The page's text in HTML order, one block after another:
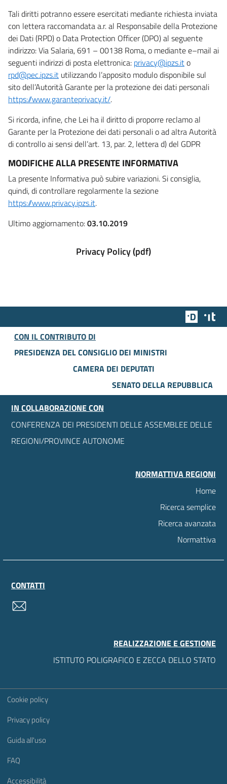
Tali diritti potranno essere esercitati mediante richiesta inviata
con lettera raccomandata a.r. al Responsabile della Protezione
dei Dati (RPD) o Data Protection Officer (DPO) al seguente
indirizzo: Via Salaria, 691 – 00138 Roma, o mediante e–mail ai
seguenti indirizzi di posta elettronica: privacy@ipzs.ito
rpd@pec.ipzs.it utilizzando l’apposito modulo disponibile sul
sito dell’Autorità Garante per la protezione dei dati personali
https://www.garanteprivacy.it/.
Si ricorda, infine, che Lei ha il diritto di proporre reclamo al
Garante per la Protezione dei dati personali o ad altra Autorità
di controllo ai sensi dell’art. 13, par. 2, lettera d) del GDPR
MODIFICHE ALLA PRESENTE INFORMATIVA
La presente Informativa può subire variazioni. Si consiglia,
quindi, di controllare regolarmente la sezione
https://www.privacy.ipzs.it.
Ultimo aggiornamento:03.10.2019
Privacy Policy (pdf)
Team
CON IL CONTRIBUTO DI
PRESIDENZA DEL CONSIGLIO DEI MINISTRI
CAMERA DEI DEPUTATI
SENATO DELLA REPUBBLICA
IN COLLABORAZIONE CON
CONFERENZA DEI PRESIDENTI DELLE ASSEMBLEE DELLE
REGIONI/PROVINCE AUTONOME
NORMATTIVA REGIONI
Home
Ricerca semplice
Ricerca avanzata
Normattiva
CONTATTI
REALIZZAZIONE E GESTIONE
ISTITUTO POLIGRAFICO E ZECCA DELLO STATO
Sezione Link Utili
Cookie policy
Privacy policy
Guida all'uso
FAQ
Accessibilità